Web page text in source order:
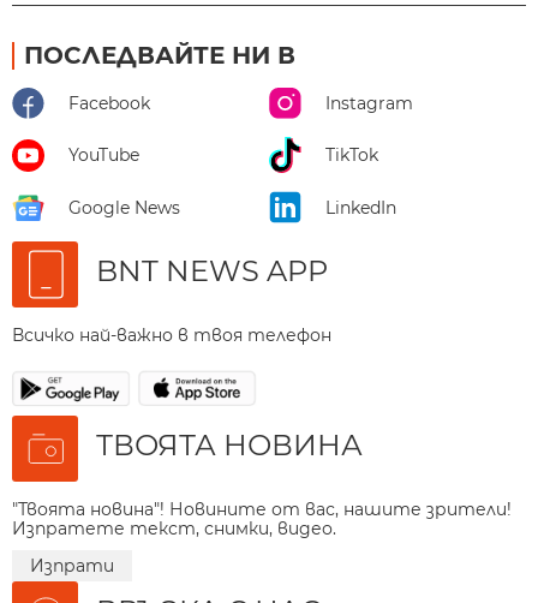
ПОСЛЕДВАЙТЕ НИ В
Facebook Instagram
YouTube TikTok
Google News LinkedIn
BNT NEWS APP
Всичко най-важно в твоя телефон
ТВОЯТА НОВИНА
"Твоята новина"! Новините от вас, нашите зрители!
Изпратете текст, снимки, видео.
Изпрати